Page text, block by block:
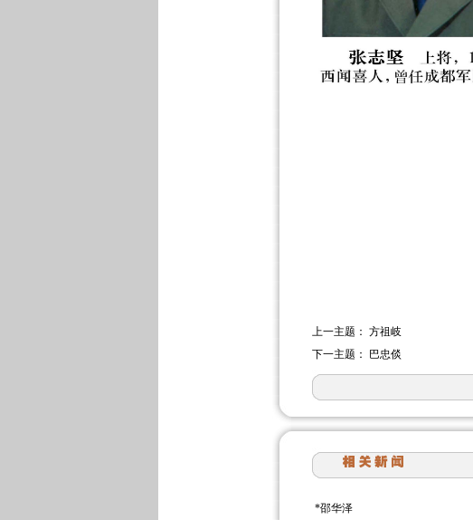
上一主题： 方祖岐
下一主题：
巴忠倓
*邵华泽